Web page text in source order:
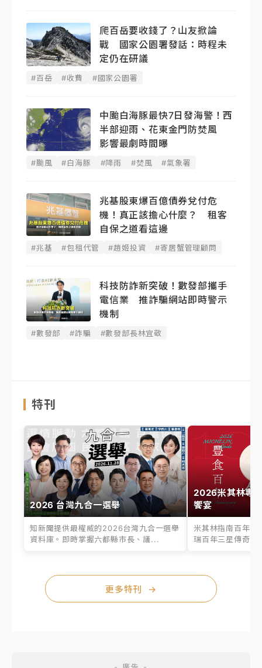
爬百岳要收錢了？山友掀論
戰 國家公園署發話：時程未
定仍在研議
#百岳 #收費 #國家公園署
中颱白海豚最快7日發海警！西
半部迎雨、花東金門防焚風
影響最劇時間曝
#颱風 #白海豚 #降雨 #焚風 #氣象署
兆基股東爆百億債券兌付危
機！真正該擔心什麼？ 租客
自保之道看這邊
#兆基 #包租代管 #趙姬投資 #寄居蟹管理顧問
科技防詐新突破！數發部攜手
電信業 推詐騙網站即時警示
機制
#數發部 #詐騙 #數發部長林宜敬
特刊
2026 台灣九合一選舉
知新聞提供最權威的2026台灣九合一選舉
資料庫。即時掌握六都縣市長、議...
2026米其林專
饗宴
米其林指南百年之
瑞百年三星傳奇、
更多特刊 →